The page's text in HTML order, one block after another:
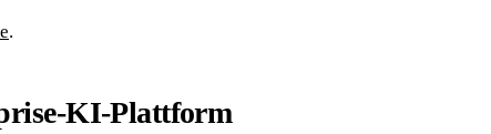
.
KI-Plattform